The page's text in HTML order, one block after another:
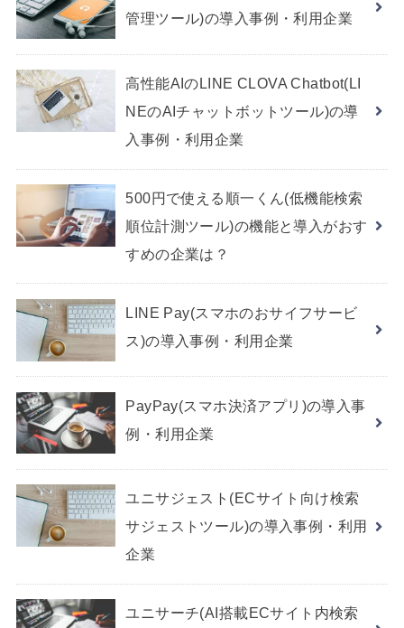
管理ツール)の導入事例・利用企業
高性能AIのLINE CLOVA Chatbot(LI
NEのAIチャットボットツール)の導
入事例・利用企業
500円で使える順一くん(低機能検索
順位計測ツール)の機能と導入がおす
すめの企業は？
LINE Pay(スマホのおサイフサービ
ス)の導入事例・利用企業
PayPay(スマホ決済アプリ)の導入事
例・利用企業
ユニサジェスト(ECサイト向け検索
サジェストツール)の導入事例・利用
企業
ユニサーチ(AI搭載ECサイト内検索